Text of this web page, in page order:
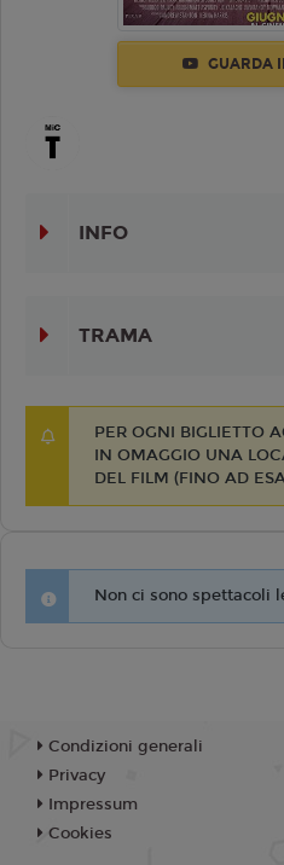
GUARDA
INFO
TRAMA
PER OGNI BIGLIETTO
IN OMAGGIO UNA
DEL FILM (FINO AD
Non ci sono spettacoli
Condizioni generali
Privacy
Impressum
Cookies